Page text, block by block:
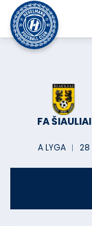
FA ŠIAULIAI
A LYGA ︱ 28